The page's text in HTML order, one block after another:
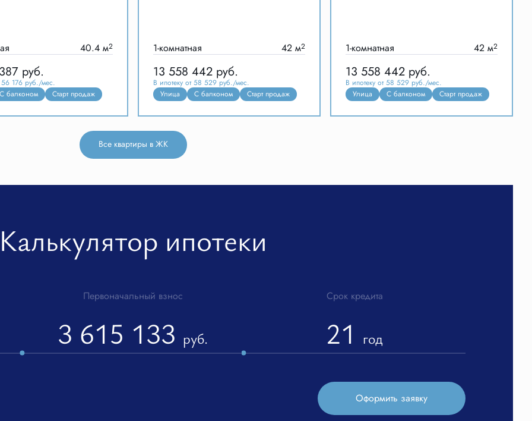
Гардеробная
40.4 м2
руб.
56 176 руб./мес.
С балконом Старт продаж
1-комнатная 42 м2
13 558 442 руб.
В ипотеку от 58 529 руб./мес.
Улица
С балконом Старт продаж
1-комнатная 42 м2
13 558 442 руб.
В ипотеку от 58 529 руб./мес.
Улица
С балконом Старт продаж
Все квартиры в ЖК
Калькулятор ипотеки
Первоначальный взнос
3 615 133 руб.
Срок кредита
21 год
Оформить заявку